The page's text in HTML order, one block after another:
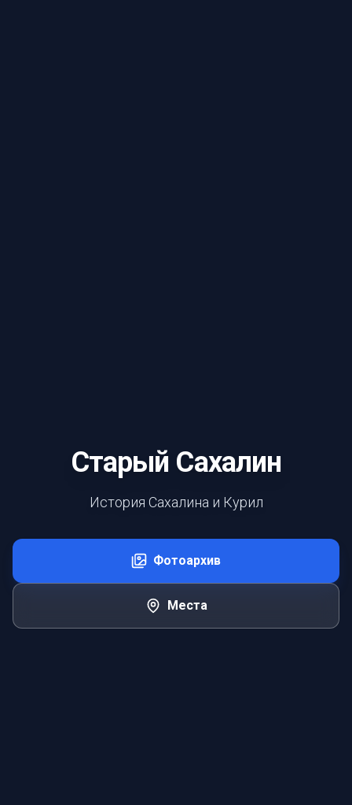
Старый Сахалин
История Сахалина и Курил
Фотоархив
Места